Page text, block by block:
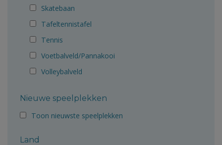
Skatebaan
Tafeltennistafel
Tennis
Voetbalveld/Pannakooi
Volleybalveld
Nieuwe speelplekken
Toon nieuwste speelplekken
Land